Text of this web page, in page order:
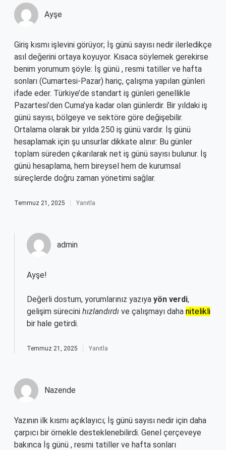
Ayşe
Giriş kısmı işlevini görüyor; İş günü sayısı nedir ilerledikçe
asıl değerini ortaya koyuyor. Kısaca söylemek gerekirse
benim yorumum şöyle: İş günü , resmi tatiller ve hafta
sonları (Cumartesi-Pazar) hariç, çalışma yapılan günleri
ifade eder. Türkiye’de standart iş günleri genellikle
Pazartesi’den Cuma’ya kadar olan günlerdir. Bir yıldaki iş
günü sayısı, bölgeye ve sektöre göre değişebilir.
Ortalama olarak bir yılda 250 iş günü vardır. İş günü
hesaplamak için şu unsurlar dikkate alınır: Bu günler
toplam süreden çıkarılarak net iş günü sayısı bulunur. İş
günü hesaplama, hem bireysel hem de kurumsal
süreçlerde doğru zaman yönetimi sağlar.
Temmuz 21, 2025 Yanıtla
admin
Ayşe!
Değerli dostum, yorumlarınız yazıya yön verdi,
gelişim sürecini hızlandırdı ve çalışmayı daha nitelikli
bir hale getirdi.
Temmuz 21, 2025 Yanıtla
Nazende
Yazının ilk kısmı açıklayıcı; İş günü sayısı nedir için daha
çarpıcı bir örnekle desteklenebilirdi. Genel çerçeveye
bakınca İş günü , resmi tatiller ve hafta sonları